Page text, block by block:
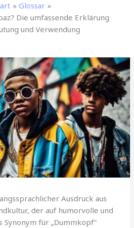
Glossar
Die umfassende Erklärung
und Verwendung
Ausdruck aus
der auf humorvolle und
Synonym für „Dummkopf“